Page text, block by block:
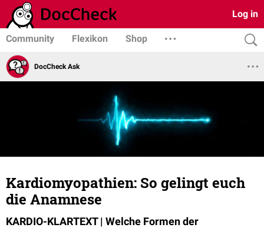
Log in
Community Flexikon Shop
DocCheck Ask
Kardiomyopathien: So gelingt euch
die Anamnese
KARDIO-KLARTEXT | Welche Formen der